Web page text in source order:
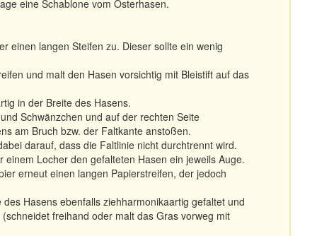
eine Schablone vom Osterhasen.
einen langen Steifen zu. Dieser sollte ein wenig
und malt den Hasen vorsichtig mit Bleistift auf das
in der Breite des Hasens.
Schwänzchen und auf der rechten Seite
am Bruch bzw. der Faltkante anstoßen.
darauf, dass die Faltlinie nicht durchtrennt wird.
Locher den gefalteten Hasen ein jeweils Auge.
erneut einen langen Papierstreifen, der jedoch
Hasens ebenfalls ziehharmonikaartig gefaltet und
freihand oder malt das Gras vorweg mit